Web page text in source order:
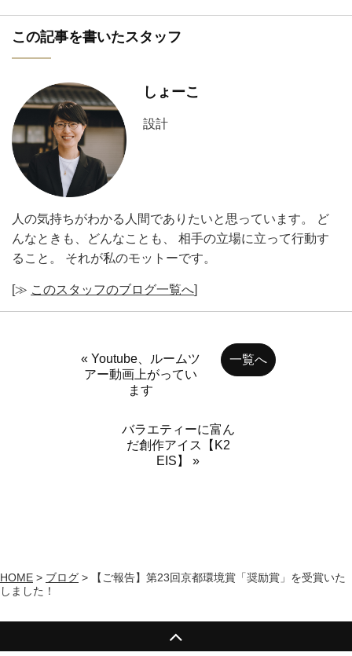
この記事を書いたスタッフ
しょーこ
設計
人の気持ちがわかる人間でありたいと思っています。 ど
んなときも、どんなことも、 相手の立場に立って行動す
ること。 それが私のモットーです。
[≫ このスタッフのブログ一覧へ]
« Youtube、ルームツ
アー動画上がってい
ます
一覧へ
バラエティーに富ん
だ創作アイス【K2
EIS】 »
HOME > ブログ >
【ご報告】第23回京都環境賞「奨励賞」を受賞いた
しました！